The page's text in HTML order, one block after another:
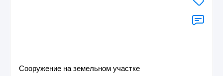
Сооружение на земельном участке